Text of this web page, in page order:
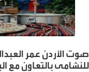
صوت الأردن عمر
للنشامى بالتعاون مع